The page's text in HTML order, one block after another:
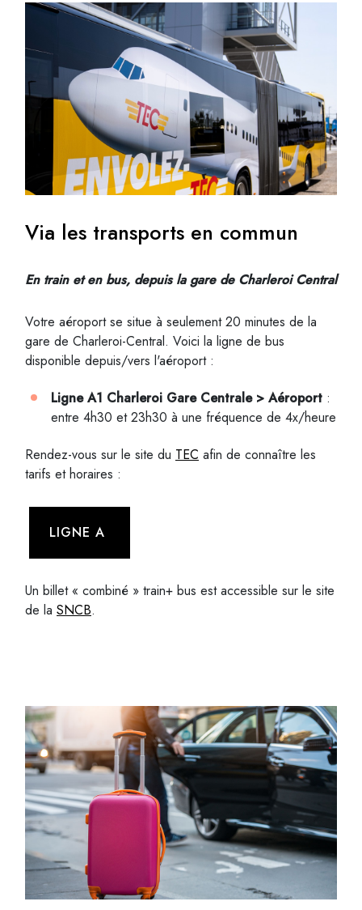
Via les transports en commun
En train et en bus, depuis la gare de Charleroi Central
Votre aéroport se situe à seulement 20 minutes de la
gare de Charleroi-Central. Voici la ligne de bus
disponible depuis/vers l'aéroport :
Ligne A1 Charleroi Gare Centrale > Aéroport :
entre 4h30 et 23h30 à une fréquence de 4x/heure
Rendez-vous sur le site du TEC afin de connaître les
tarifs et horaires :
LIGNE A
Un billet « combiné » train+ bus est accessible sur le site
de la SNCB.